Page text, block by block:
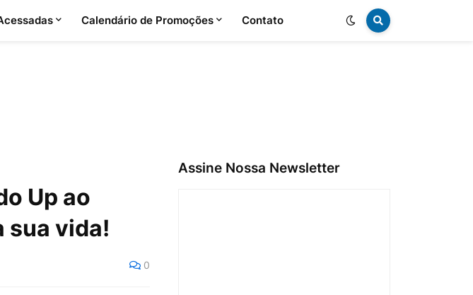
Calendário de Promoções Contato
Up ao
sua vida!
0
Assine Nossa Newsletter